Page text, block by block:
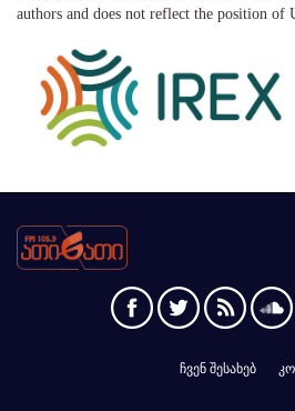
authors and does not reflect the position of
ჩვენ შესახებ